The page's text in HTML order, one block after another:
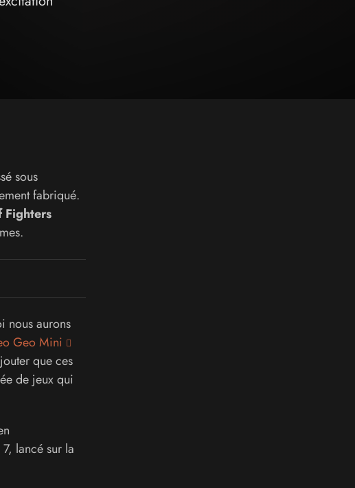
sous
fabriqué.
Fighters
nous aurons
Geo Mini
que ces
de jeux qui
lancé sur la